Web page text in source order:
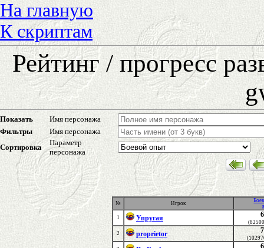
На главную
К скриптам
Рейтинг / прогресс
Показать
Имя персонажа
Фильтры
Имя персонажа
Сортировка
Параметр
персонажа
№ Игрок
1
Упругая
2
proprietor